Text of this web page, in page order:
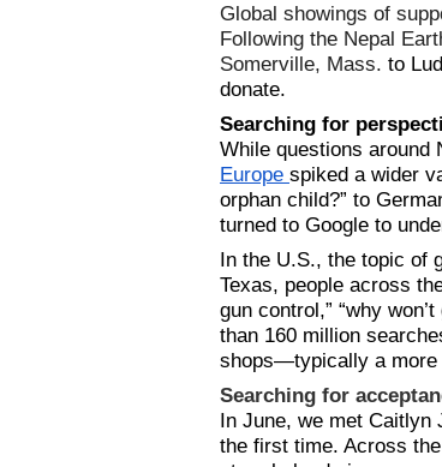
Global showings of
Following the Nepal
Somerville, Mass. to
donate.
Searching for
While questions around
Europe spiked a wider
orphan child?” to
turned to Google to
In the U.S., the topic of
Texas, people across
gun control,” “why
than 160 million
shops—typically a more
Searching for
In June, we met Caitlyn
the first time. Across